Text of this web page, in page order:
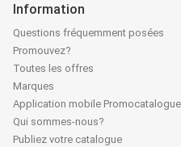
Information
Questions fréquemment posées
Promouvez?
Toutes les offres
Marques
Application mobile
Qui sommes-nous?
Publiez votre catalogue